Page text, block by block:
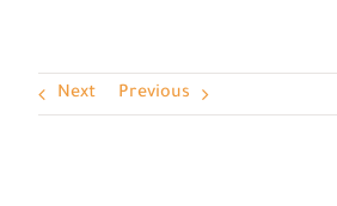
Previous
Next